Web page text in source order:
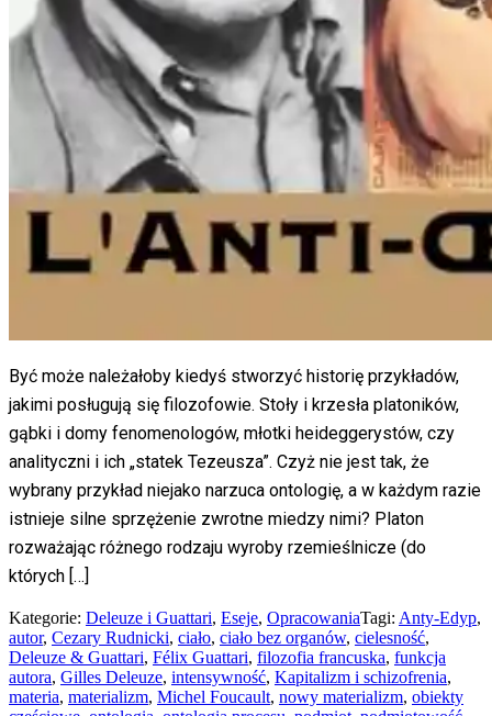
Być może należałoby kiedyś stworzyć historię przykładów,
jakimi posługują się filozofowie. Stoły i krzesła platoników,
gąbki i domy fenomenologów, młotki heideggerystów, czy
analityczni i ich „statek Tezeusza”. Czyż nie jest tak, że
wybrany przykład niejako narzuca ontologię, a w każdym razie
istnieje silne sprzężenie zwrotne miedzy nimi? Platon
rozważając różnego rodzaju wyroby rzemieślnicze (do
których […]
Kategorie: Deleuze i Guattari, Eseje, OpracowaniaTagi: Anty-Edyp,
autor, Cezary Rudnicki, ciało, ciało bez organów, cielesność,
Deleuze & Guattari, Félix Guattari, filozofia francuska, funkcja
autora, Gilles Deleuze, intensywność, Kapitalizm i schizofrenia,
materia, materializm, Michel Foucault, nowy materializm, obiekty